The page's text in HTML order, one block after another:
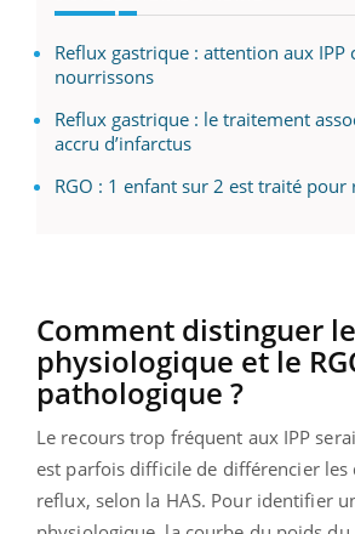
Reflux gastrique : attention aux IPP
nourrissons
Reflux gastrique : le traitement
accru d’infarctus
RGO : 1 enfant sur 2 est traité pour
Comment distinguer le
physiologique et le
pathologique ?
Le recours trop fréquent aux IPP
est parfois difficile de différencier les
reflux, selon la HAS. Pour identifier